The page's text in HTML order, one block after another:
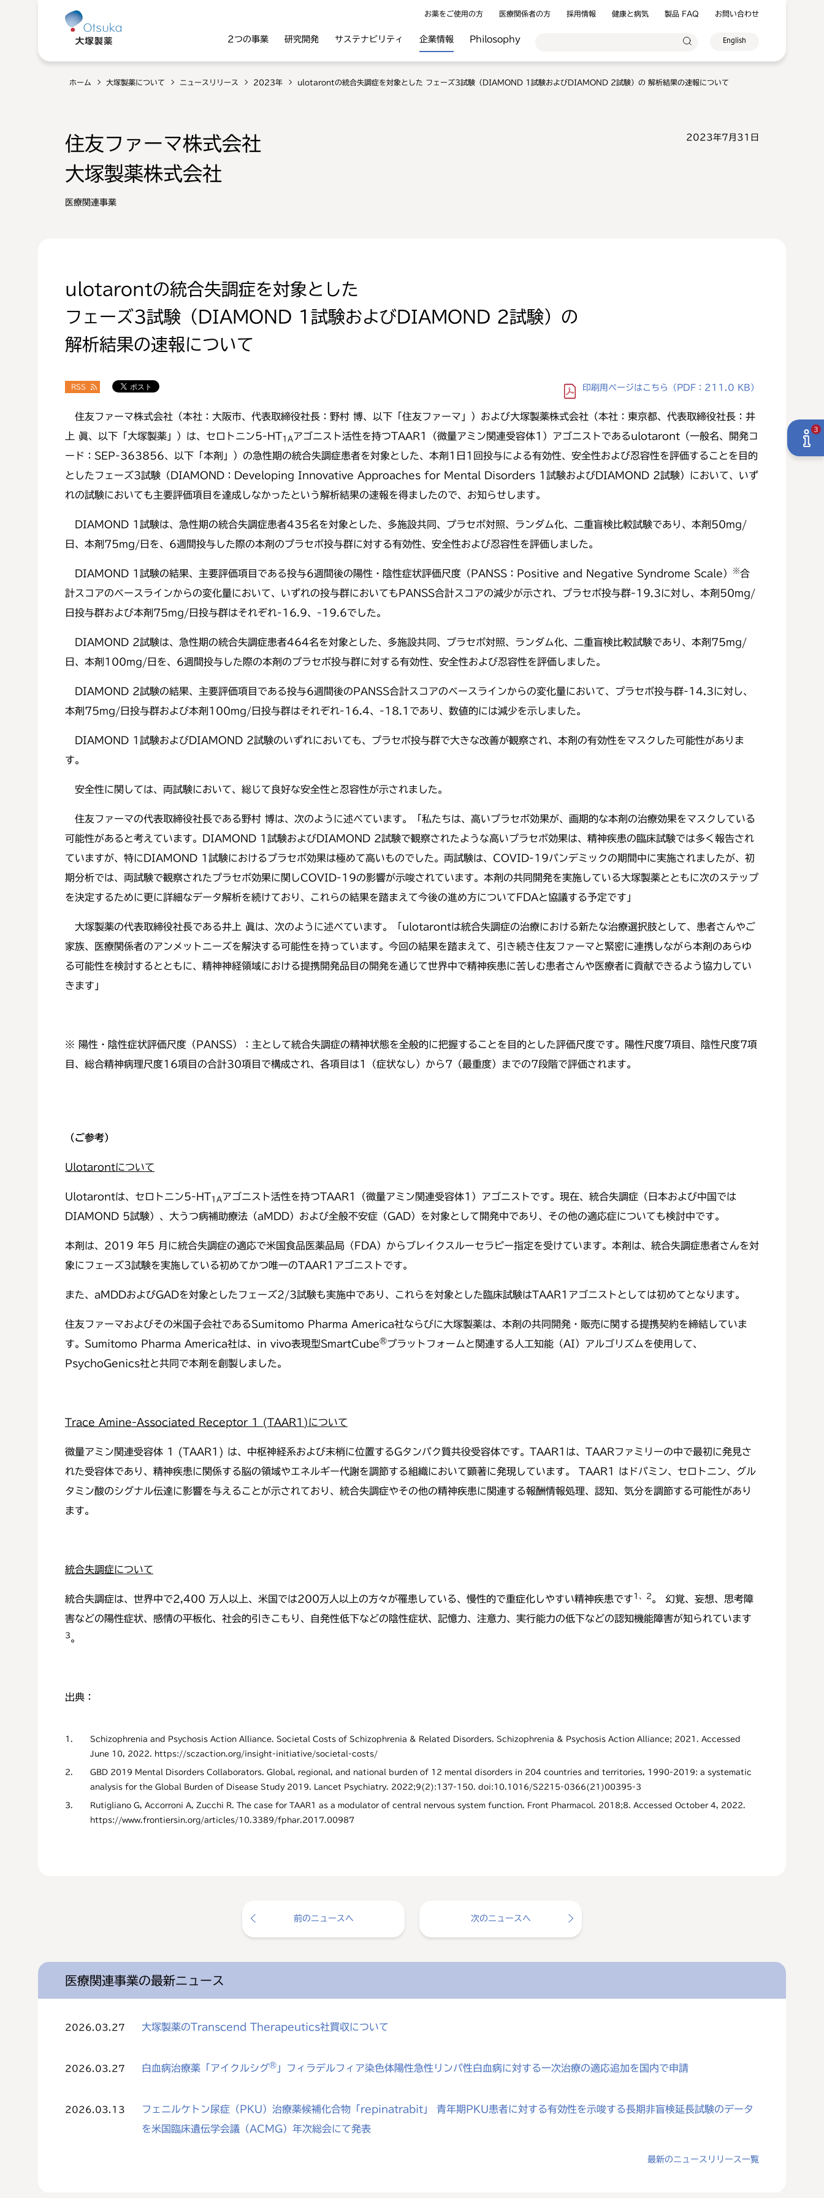
お薬をご使用の方 医療関係者の方 採用情報 健康と病気 製品 FAQ お問い合わせ
2つの事業 研究開発 サステナビリティ 企業情報 Philosophy English
ホーム 大塚製薬について ニュースリリース 2023年 ulotarontの統合失調症を対象とした フェーズ3試験（DIAMOND 1試験およびDIAMOND 2試験）の 解析結果の速報について
住友ファーマ株式会社
大塚製薬株式会社
医療関連事業
2023年7月31日
ulotarontの統合失調症を対象とした
フェーズ3試験（DIAMOND 1試験およびDIAMOND 2試験）の
解析結果の速報について
RSS 印刷用ページはこちら （PDF：211.0 KB）
住友ファーマ株式会社（本社：大阪市、代表取締役社長：野村 博、以下「住友ファーマ」）および大塚製薬株式会社（本社：東京都、代表取締役社長：井
上 眞、以下「大塚製薬」）は、セロトニン5-HT1Aアゴニスト活性を持つTAAR1（微量アミン関連受容体1）アゴニストであるulotaront（一般名、開発コ
ード：SEP-363856、以下「本剤」）の急性期の統合失調症患者を対象とした、本剤1日1回投与による有効性、安全性および忍容性を評価することを目的
としたフェーズ3試験（DIAMOND：Developing Innovative Approaches for Mental Disorders 1試験およびDIAMOND 2試験）において、いず
れの試験においても主要評価項目を達成しなかったという解析結果の速報を得ましたので、お知らせします。
DIAMOND 1試験は、急性期の統合失調症患者435名を対象とした、多施設共同、プラセボ対照、ランダム化、二重盲検比較試験であり、本剤50mg/
日、本剤75mg/日を、6週間投与した際の本剤のプラセボ投与群に対する有効性、安全性および忍容性を評価しました。
DIAMOND 1試験の結果、主要評価項目である投与6週間後の陽性・陰性症状評価尺度（PANSS：Positive and Negative Syndrome Scale） ※合
計スコアのベースラインからの変化量において、いずれの投与群においてもPANSS合計スコアの減少が示され、プラセボ投与群-19.3に対し、本剤50mg/
日投与群および本剤75mg/日投与群はそれぞれ-16.9、-19.6でした。
DIAMOND 2試験は、急性期の統合失調症患者464名を対象とした、多施設共同、プラセボ対照、ランダム化、二重盲検比較試験であり、本剤75mg/
日、本剤100mg/日を、6週間投与した際の本剤のプラセボ投与群に対する有効性、安全性および忍容性を評価しました。
DIAMOND 2試験の結果、主要評価項目である投与6週間後のPANSS合計スコアのベースラインからの変化量において、プラセボ投与群-14.3に対し、
本剤75mg/日投与群および本剤100mg/日投与群はそれぞれ-16.4、-18.1であり、数値的には減少を示しました。
DIAMOND 1試験およびDIAMOND 2試験のいずれにおいても、プラセボ投与群で大きな改善が観察され、本剤の有効性をマスクした可能性がありま
す。
安全性に関しては、両試験において、総じて良好な安全性と忍容性が示されました。
住友ファーマの代表取締役社長である野村 博は、次のように述べています。「私たちは、高いプラセボ効果が、画期的な本剤の治療効果をマスクしている
可能性があると考えています。DIAMOND 1試験およびDIAMOND 2試験で観察されたような高いプラセボ効果は、精神疾患の臨床試験では多く報告され
ていますが、特にDIAMOND 1試験におけるプラセボ効果は極めて高いものでした。両試験は、COVID-19パンデミックの期間中に実施されましたが、初
期分析では、両試験で観察されたプラセボ効果に関しCOVID-19の影響が示唆されています。本剤の共同開発を実施している大塚製薬とともに次のステップ
を決定するために更に詳細なデータ解析を続けており、これらの結果を踏まえて今後の進め方についてFDAと協議する予定です」
大塚製薬の代表取締役社長である井上 眞は、次のように述べています。「ulotarontは統合失調症の治療における新たな治療選択肢として、患者さんやご
家族、医療関係者のアンメットニーズを解決する可能性を持っています。今回の結果を踏まえて、引き続き住友ファーマと緊密に連携しながら本剤のあらゆ
る可能性を検討するとともに、精神神経領域における提携開発品目の開発を通じて世界中で精神疾患に苦しむ患者さんや医療者に貢献できるよう協力してい
きます」
※ 陽性・陰性症状評価尺度（PANSS）：主として統合失調症の精神状態を全般的に把握することを目的とした評価尺度です。陽性尺度7項目、陰性尺度7項
目、総合精神病理尺度16項目の合計30項目で構成され、各項目は1（症状なし）から7（最重度）までの7段階で評価されます。
（ご参考）
Ulotarontについて
Ulotarontは、セロトニン5-HT1Aアゴニスト活性を持つTAAR1（微量アミン関連受容体1）アゴニストです。現在、統合失調症（日本および中国では
DIAMOND 5試験）、大うつ病補助療法（aMDD）および全般不安症（GAD）を対象として開発中であり、その他の適応症についても検討中です。
本剤は、2019 年5 月に統合失調症の適応で米国食品医薬品局（FDA）からブレイクスルーセラピー指定を受けています。本剤は、統合失調症患者さんを対
象にフェーズ3試験を実施している初めてかつ唯一のTAAR1アゴニストです。
また、aMDDおよびGADを対象としたフェーズ2/3試験も実施中であり、これらを対象とした臨床試験はTAAR1アゴニストとしては初めてとなります。
住友ファーマおよびその米国子会社であるSumitomo Pharma America社ならびに大塚製薬は、本剤の共同開発・販売に関する提携契約を締結していま
す。Sumitomo Pharma America社は、in vivo表現型SmartCube®プラットフォームと関連する人工知能（AI）アルゴリズムを使用して、
PsychoGenics社と共同で本剤を創製しました。
Trace Amine-Associated Receptor 1 (TAAR1) について
微量アミン関連受容体 1 (TAAR1) は、中枢神経系および末梢に位置するGタンパク質共役受容体です。TAAR1は、TAARファミリーの中で最初に発見さ
れた受容体であり、精神疾患に関係する脳の領域やエネルギー代謝を調節する組織において顕著に発現しています。 TAAR1 はドパミン、セロトニン、グル
タミン酸のシグナル伝達に影響を与えることが示されており、統合失調症やその他の精神疾患に関連する報酬情報処理、認知、気分を調節する可能性があり
ます。
統合失調症について
統合失調症は、世界中で2,400 万人以上、米国では200万人以上の方々が罹患している、慢性的で重症化しやすい精神疾患です1、2。 幻覚、妄想、思考障
害などの陽性症状、感情の平板化、社会的引きこもり、自発性低下などの陰性症状、記憶力、注意力、実行能力の低下などの認知機能障害が知られています
3。
出典：
1.
Schizophrenia and Psychosis Action Alliance. Societal Costs of Schizophrenia & Related Disorders. Schizophrenia & Psychosis Action Alliance; 2021. Accessed
June 10, 2022. https://sczaction.org/insight-initiative/societal-costs/
2.
GBD 2019 Mental Disorders Collaborators. Global, regional, and national burden of 12 mental disorders in 204 countries and territories, 1990-2019: a systematic
analysis for the Global Burden of Disease Study 2019. Lancet Psychiatry. 2022;9(2):137-150. doi:10.1016/S2215-0366(21)00395-3
3.
Rutigliano G, Accorroni A, Zucchi R. The case for TAAR1 as a modulator of central nervous system function. Front Pharmacol. 2018;8. Accessed October 4, 2022.
https://www.frontiersin.org/articles/10.3389/fphar.2017.00987
前のニュースへ 次のニュースへ
医療関連事業の最新ニュース
2026.03.27 大塚製薬のTranscend Therapeutics社買収について
2026.03.27 白血病治療薬「アイクルシグ® 」フィラデルフィア染色体陽性急性リンパ性白血病に対する一次治療の適応追加を国内で申請
2026.03.13
フェニルケトン尿症（PKU）治療薬候補化合物「repinatrabit」 青年期PKU患者に対する有効性を示唆する長期非盲検延長試験のデータ
を米国臨床遺伝学会議（ACMG）年次総会にて発表
最新のニュースリリース一覧
3